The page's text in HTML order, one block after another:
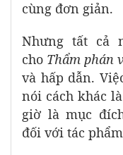
cùng đơn giản.
Nhưng tất cả
cho Thẩm phán
và hấp dẫn.
nói cách khác
giờ là mục
đối với tác